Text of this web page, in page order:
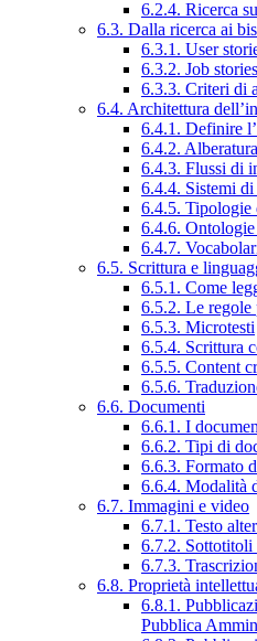
6.2.4. Ricerca
6.3. Dalla ricerca ai
6.3.1. User
6.3.2. Job
6.3.3. Criteri di
6.4. Architettura
6.4.1. Definire
6.4.2. Alberatura
6.4.3. Flussi di
6.4.4. Sistemi
6.4.5. Tipologie
6.4.6. Ontologie
6.4.7.
6.5. Scrittura e
6.5.1. Come
6.5.2. Le regole
6.5.3. Microtesti
6.5.4. Scrittura
6.5.5. Content
6.5.6.
6.6. Documenti
6.6.1. I
6.6.2. Tipi di
6.6.3. Formato
6.6.4. Modalità
6.7. Immagini e video
6.7.1. Testo
6.7.2. Sottotitoli
6.7.3.
6.8. Proprietà
6.8.1.
Pubblica